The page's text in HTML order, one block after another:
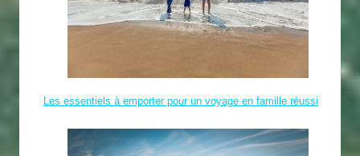
Les essentiels à emporter pour un voyage en famille réussi